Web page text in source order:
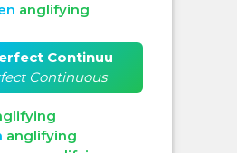
anglifying
Continuu
Continuous
anglifying